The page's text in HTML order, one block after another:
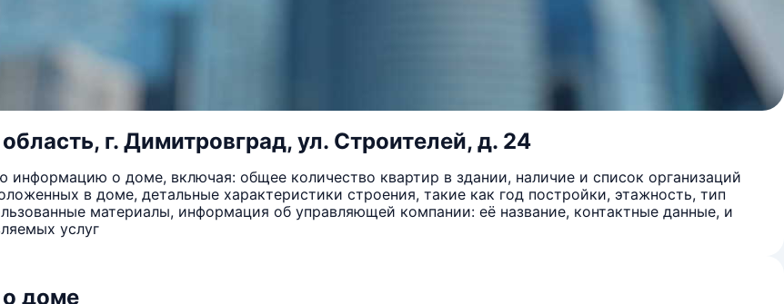
г. Димитровград, ул. Строителей, д. 24
информацию о доме, включая: общее количество квартир в здании, наличие и список организаций
в доме, детальные характеристики строения, такие как год постройки, этажность, тип
материалы, информация об управляющей компании: её название, контактные данные, и
услуг
доме